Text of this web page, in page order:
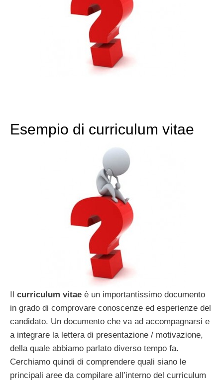
Esempio di curriculum vitae
curriculum vitae è un importantissimo documento
in grado di comprovare conoscenze ed esperienze del
candidato. Un documento che va ad accompagnarsi e
a integrare la lettera di presentazione / motivazione,
della quale abbiamo parlato diverso tempo fa.
Cerchiamo quindi di comprendere quali siano le
principali aree da compilare all’interno del curriculum